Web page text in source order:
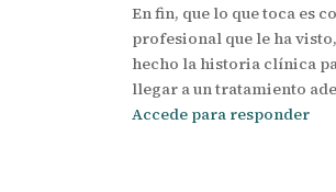
En fin, que lo que toca es
profesional que le ha
hecho la historia clínica
llegar a un tratamiento
Accede para responder